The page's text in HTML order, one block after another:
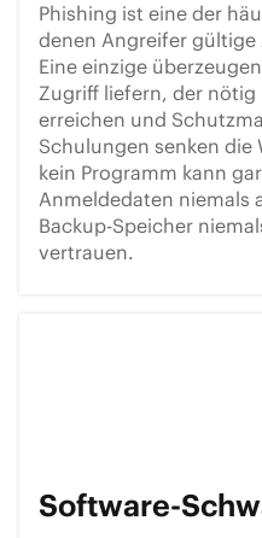
Phishing ist eine der
denen Angreifer
Eine einzige
Zugriff liefern, der nötig
erreichen und
Schulungen senken
kein Programm kann
Anmeldedaten niemals
Backup-Speicher
vertrauen.
Software-